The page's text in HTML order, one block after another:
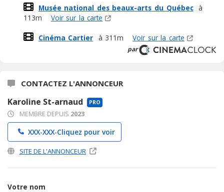
Musée national des beaux-arts du Québec à
113m
Voir sur la carte
Cinéma Cartier à 311m Voir sur la carte
par
CONTACTEZ L'ANNONCEUR
Karoline St-arnaud PRO
MEMBRE DEPUIS 2023
XXX-XXX-Cliquez pour voir
SITE DE L'ANNONCEUR
Votre nom